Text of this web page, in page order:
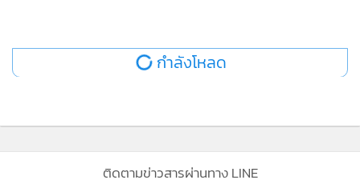
หมายถึงเมืองในกาซาต้องถูกทำลายสิ้นให้เป็นทะเลทราย เพื่อให้
เกิดสันติภาพนั่นเอง
ไป
และอีก 10 วันก็จะเป็นวันประกาศรางวัลโนเบลสันติภาพ-ทรัมป์
จึงรีบเสนอแผนนี้อย่างปุบปับและแทบทุกคนมองเห็นว่า มันก็
ติดตามข่าวสารผ่านทาง LINE